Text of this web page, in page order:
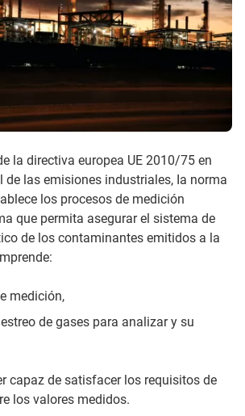
la directiva europea UE 2010/75 en
de las emisiones industriales, Ia norma
los procesos de medición
que permita asegurar el sistema de
de los contaminantes emitidos a la
medición,
de gases para analizar y su
capaz de satisfacer los requisitos de
los valores medidos.